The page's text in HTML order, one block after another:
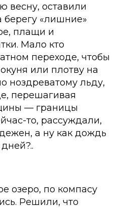
весну, оставили
«лишние»
плащи и
Мало кто
переходе, чтобы
или плотву на
ноздреватому льду,
перешагивая
— границы
то, рассуждали,
а ну как дождь
озеро, по компасу
Решили, что